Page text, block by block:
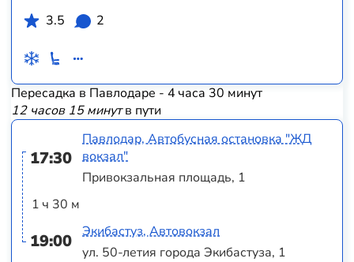
3.5
2
Пересадка в Павлодаре - 4 часа 30 минут
12 часов 15 минутв пути
17:30
1 ч 30 м
19:00
Павлодар, Автобусная остановка "ЖД
вокзал"
Привокзальная площадь, 1
Экибастуз, Автовокзал
ул. 50-летия города Экибастуза, 1